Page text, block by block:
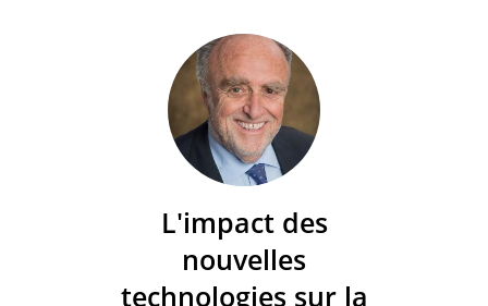
L'impact des
nouvelles
technologies sur la